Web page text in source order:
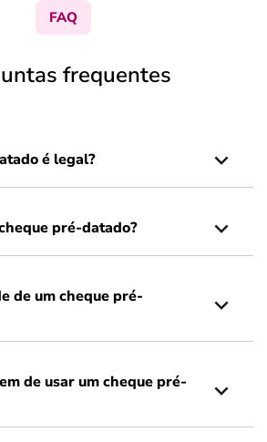
FAQ
frequentes
é legal?
pré-datado?
de um cheque pré-
de usar um cheque pré-